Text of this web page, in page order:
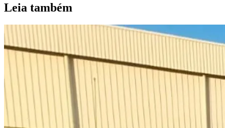
Leia também